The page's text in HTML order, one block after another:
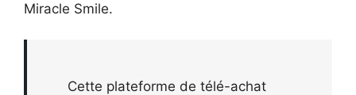
Miracle Smile.
Cette plateforme de télé-achat